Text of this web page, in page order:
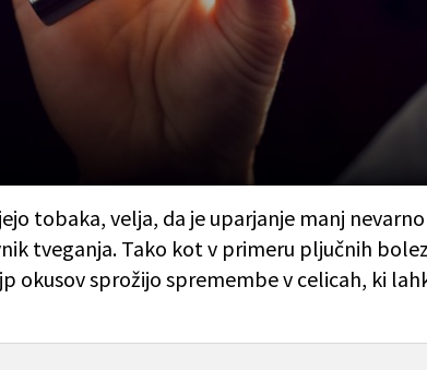
tobaka, velja, da je uparjanje manj
tveganja. Tako kot v primeru pljučnih
okusov sprožijo spremembe v celicah, ki